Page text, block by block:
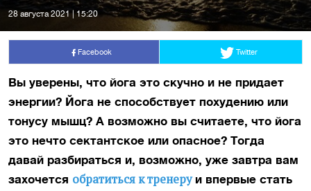
28 августа 2021 | 15:20
Facebook Twitter
Вы уверены, что йога это скучно и не придает
энергии? Йога не способствует похудению или
тонусу мышц? А возможно вы считаете, что йога
это нечто сектантское или опасное? Тогда
давай разбираться и, возможно, уже завтра вам
захочется обратиться к тренеруи впервые стать